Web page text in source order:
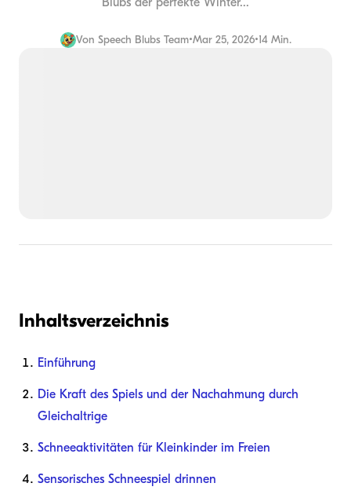
Von Speech Blubs Team•Mar 25, 2026•14 Min.
Inhaltsverzeichnis
Einführung
Die Kraft des Spiels und der Nachahmung durch
Gleichaltrige
Schneeaktivitäten für Kleinkinder im Freien
Sensorisches Schneespiel drinnen